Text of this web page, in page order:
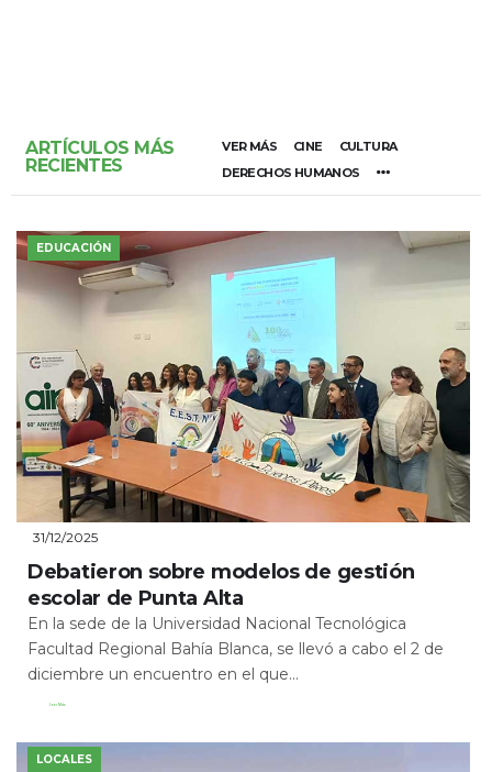
ARTÍCULOS MÁS
RECIENTES
VER MÁS CINE
CULTURA
DERECHOS HUMANOS
EDUCACIÓN
31/12/2025
Debatieron sobre modelos de gestión
escolar de Punta Alta
En la sede de la Universidad Nacional Tecnológica
Facultad Regional Bahía Blanca, se llevó a cabo el 2 de
diciembre un encuentro en el que...
Leer Más
LOCALES